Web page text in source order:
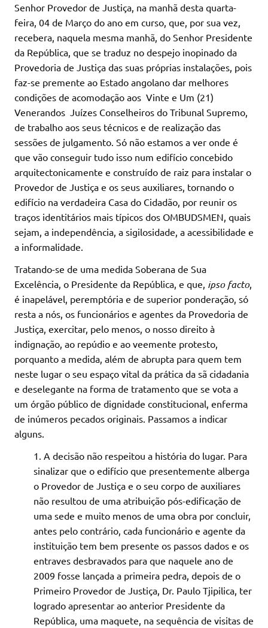
Senhor Provedor de Justiça, na manhã desta quarta-
feira, 04 de Março do ano em curso, que, por sua vez,
recebera, naquela mesma manhã, do Senhor Presidente
da República, que se traduz no despejo inopinado da
Provedoria de Justiça das suas próprias instalações, pois
faz-se premente ao Estado angolano dar melhores
condições de acomodação aos Vinte e Um (21)
Venerandos Juízes Conselheiros do Tribunal Supremo,
de trabalho aos seus técnicos e de realização das
sessões de julgamento. Só não estamos a ver onde é
que vão conseguir tudo isso num edifício concebido
arquitectonicamente e construído de raiz para instalar o
Provedor de Justiça e os seus auxiliares, tornando o
edifício na verdadeira Casa do Cidadão, por reunir os
traços identitários mais típicos dos OMBUDSMEN, quais
sejam, a independência, a sigilosidade, a acessibilidade e
a informalidade.
Tratando-se de uma medida Soberana de Sua
Excelência, o Presidente da República, e que, ipso facto,
é inapelável, peremptória e de superior ponderação, só
resta a nós, os funcionários e agentes da Provedoria de
Justiça, exercitar, pelo menos, o nosso direito à
indignação, ao repúdio e ao veemente protesto,
porquanto a medida, além de abrupta para quem tem
neste lugar o seu espaço vital da prática da sã cidadania
e deselegante na forma de tratamento que se vota a
um órgão público de dignidade constitucional, enferma
de inúmeros pecados originais. Passamos a indicar
alguns.
A decisão não respeitou a história do lugar. Para
sinalizar que o edifício que presentemente alberga
o Provedor de Justiça e o seu corpo de auxiliares
não resultou de uma atribuição pós-edificação de
uma sede e muito menos de uma obra por concluir,
antes pelo contrário, cada funcionário e agente da
instituição tem bem presente os passos dados e os
entraves desbravados para que naquele ano de
2009 fosse lançada a primeira pedra, depois de o
Primeiro Provedor de Justiça, Dr. Paulo Tjipilica, ter
logrado apresentar ao anterior Presidente da
República, uma maquete, na sequência de visitas de